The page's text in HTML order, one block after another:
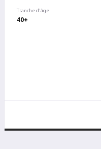
Tranche d'âge
40+